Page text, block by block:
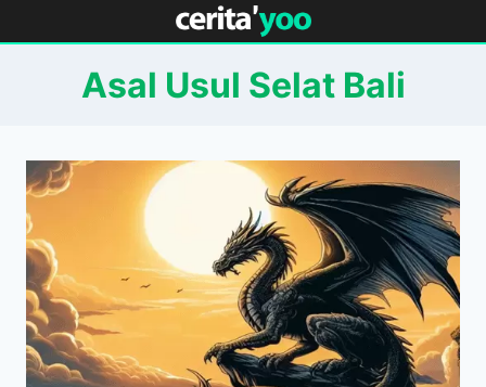
to
Asal Usul Selat Bali